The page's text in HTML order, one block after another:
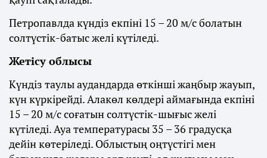
Петропавлда күндіз екпіні 15 – 20 м/с болатын
солтүстік-батыс желі күтіледі.
Жетісу облысы
Күндіз таулы аудандарда өткінші жаңбыр жауып,
күн күркірейді. Алакөл көлдері аймағында екпіні
15 – 20 м/с соғатын солтүстік-шығыс желі
күтіледі. Ауа температурасы 35 – 36 градусқа
дейін көтеріледі. Облыстың оңтүстігі мен